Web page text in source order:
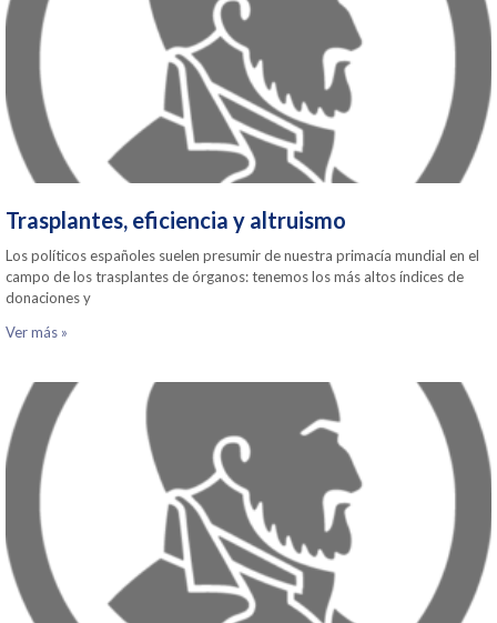
Trasplantes, eficiencia y altruismo
Los políticos españoles suelen presumir de nuestra primacía mundial en el
campo de los trasplantes de órganos: tenemos los más altos índices de
donaciones y
Ver más »